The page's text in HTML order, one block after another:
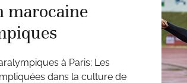
marocaine
à Paris; Les
dans la culture de